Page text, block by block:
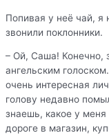
Попивая у неё чай, я
звонили поклонники.
– Ой, Саша! Конечно,
ангельским
очень интересная
голову недавно
знаешь, какое у
дороге в магазин,